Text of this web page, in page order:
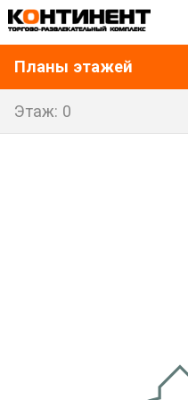
Планы этажей
Этаж: 0